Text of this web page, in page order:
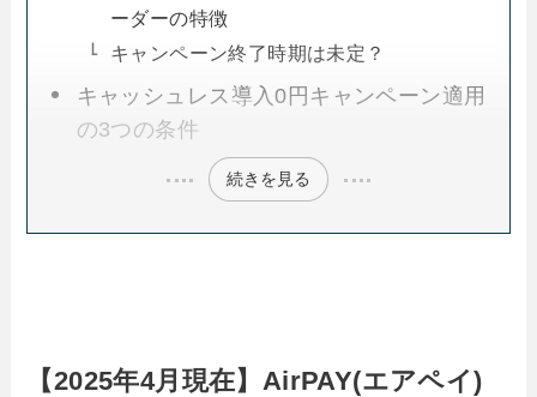
ーダーの特徴
キャンペーン終了時期は未定？
キャッシュレス導入0円キャンペーン適用
の3つの条件
続きを見る
【2025年4月現在】AirPAY(エアペイ)